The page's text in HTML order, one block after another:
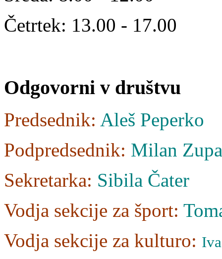
Četrtek: 13.00 - 17.00
Odgovorni v društvu
Predsednik: Aleš Peperko
Podpredsednik: Milan
Sekretarka: Sibila Čater
Vodja sekcije za šport:
Vodja sekcije za kulturo: